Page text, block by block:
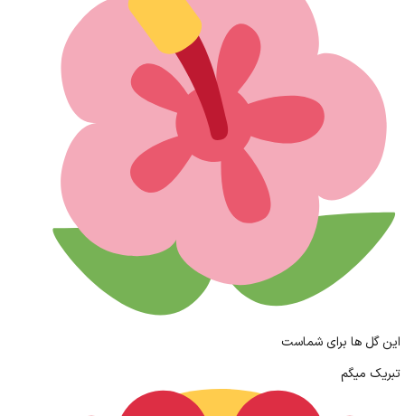
این گل ها برای شماست
تبریک میگم